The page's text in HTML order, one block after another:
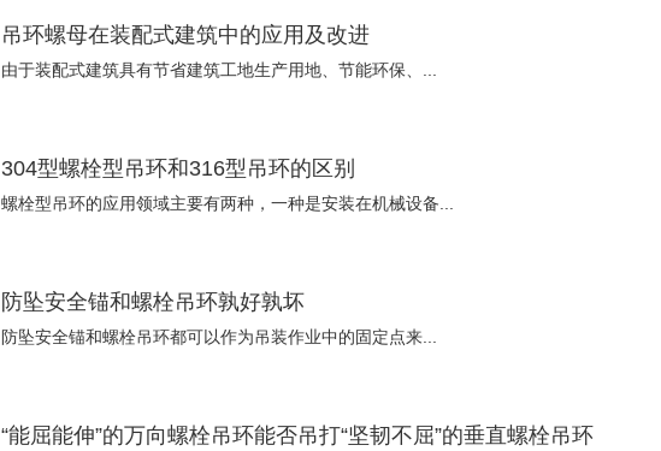
吊环螺母在装配式建筑中的应用及改进
由于装配式建筑具有节省建筑工地生产用地、节能环保、...
304型螺栓型吊环和316型吊环的区别
螺栓型吊环的应用领域主要有两种，一种是安装在机械设备...
防坠安全锚和螺栓吊环孰好孰坏
防坠安全锚和螺栓吊环都可以作为吊装作业中的固定点来...
“能屈能伸”的万向螺栓吊环能否吊打“坚韧不屈”的垂直螺栓吊环